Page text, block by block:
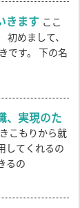
きます ここ
めまして、
です。 下の名
、実現のた
こもりから就
してくれるの
るの